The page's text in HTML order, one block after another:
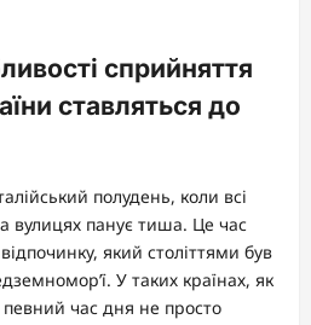
сприйняття
ставляться до
полудень, коли всі
вулицях панує тиша. Це час
який століттями був
У таких країнах, як
певний час дня не просто